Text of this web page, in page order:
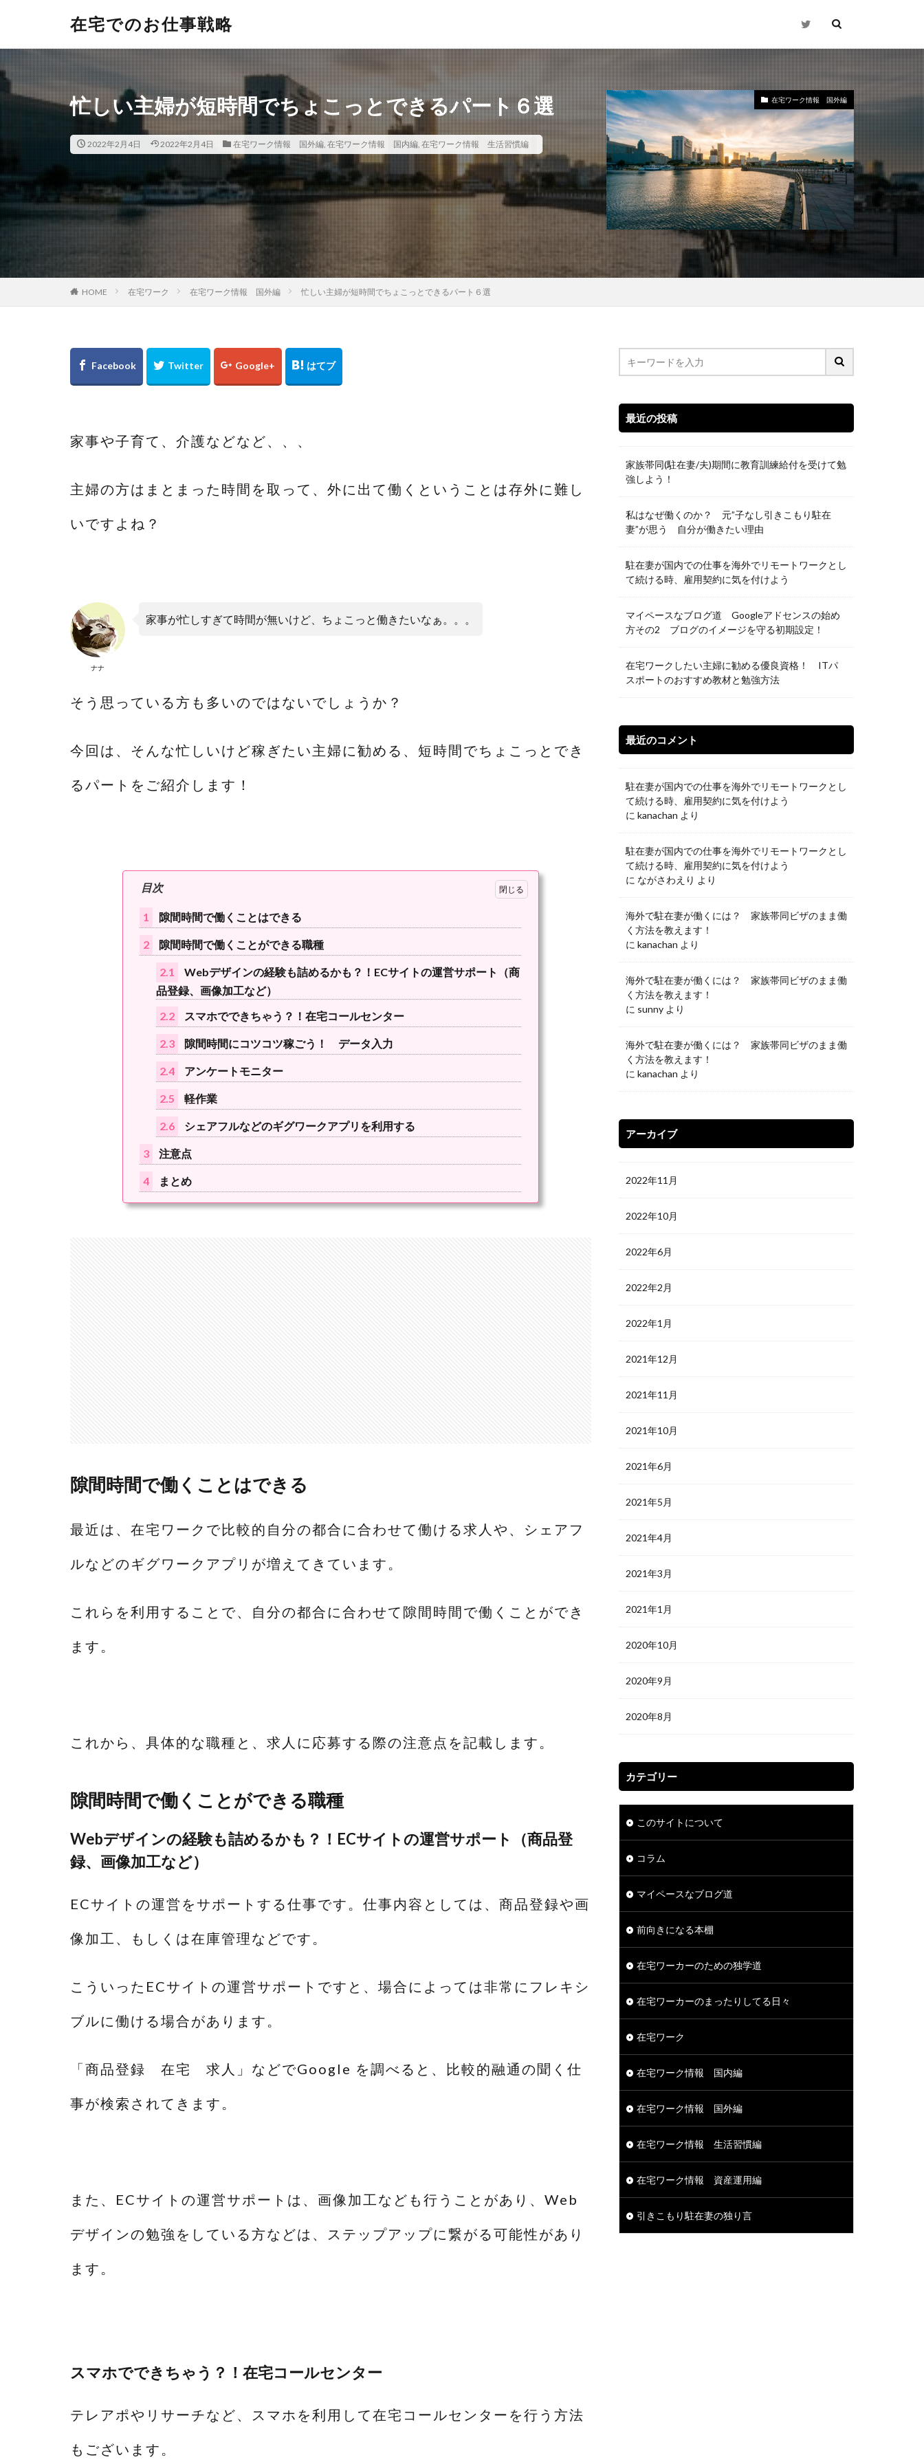
在宅でのお仕事戦略
忙しい主婦が短時間でちょこっとできるパート６選
2022年2月4日 2022年2月4日 在宅ワーク情報 国外編, 在宅ワーク情報 国内編, 在宅ワーク情報 生活習慣編
在宅ワーク情報 国外編
HOME 在宅ワーク 在宅ワーク情報 国外編 忙しい主婦が短時間でちょこっとできるパート６選
家事や子育て、介護などなど、、、
主婦の方はまとまった時間を取って、外に出て働くということは存外に難し
いですよね？
ナナ
家事が忙しすぎて時間が無いけど、ちょこっと働きたいなぁ。。。
そう思っている方も多いのではないでしょうか？
今回は、そんな忙しいけど稼ぎたい主婦に勧める、短時間でちょこっとでき
るパートをご紹介します！
目次
1 隙間時間で働くことはできる
2 隙間時間で働くことができる職種
2.1
Webデザインの経験も詰めるかも？！ECサイトの運営サポート（商
品登録、画像加工など）
2.2
スマホでできちゃう？！在宅コールセンター
2.3 隙間時間にコツコツ稼ごう！ データ入力
2.4 アンケートモニター
2.5 軽作業
2.6 シェアフルなどのギグワークアプリを利用する
3 注意点
4 まとめ
隙間時間で働くことはできる
最近は、在宅ワークで比較的自分の都合に合わせて働ける求人や、シェアフ
ルなどのギグワークアプリが増えてきています。
これらを利用することで、自分の都合に合わせて隙間時間で働くことができ
ます。
これから、具体的な職種と、求人に応募する際の注意点を記載します。
隙間時間で働くことができる職種
Webデザインの経験も詰めるかも？！ECサイトの運営サポート（商品登
録、画像加工など）
ECサイトの運営をサポートする仕事です。仕事内容としては、商品登録や画
像加工、もしくは在庫管理などです。
こういったECサイトの運営サポートですと、場合によっては非常にフレキシ
ブルに働ける場合があります。
「商品登録 在宅 求人」などでGoogle を調べると、比較的融通の聞く仕
事が検索されてきます。
また、ECサイトの運営サポートは、画像加工なども行うことがあり、Web
デザインの勉強をしている方などは、ステップアップに繋がる可能性があり
ます。
スマホでできちゃう？！在宅コールセンター
テレアポやリサーチなど、スマホを利用して在宅コールセンターを行う方法
もございます。
最近の投稿
家族帯同(駐在妻/夫)期間に教育訓練給付を受けて勉
強しよう！
私はなぜ働くのか？ 元”子なし引きこもり駐在
妻”が思う 自分が働きたい理由
駐在妻が国内での仕事を海外でリモートワークとし
て続ける時、雇用契約に気を付けよう
マイペースなブログ道 Googleアドセンスの始め
方その2 ブログのイメージを守る初期設定！
在宅ワークしたい主婦に勧める優良資格！ ITパ
スポートのおすすめ教材と勉強方法
最近のコメント
駐在妻が国内での仕事を海外でリモートワークとし
て続ける時、雇用契約に気を付けよう
に kanachan より
駐在妻が国内での仕事を海外でリモートワークとし
て続ける時、雇用契約に気を付けよう
に ながさわえり より
海外で駐在妻が働くには？ 家族帯同ビザのまま働
く方法を教えます！
に kanachan より
海外で駐在妻が働くには？ 家族帯同ビザのまま働
く方法を教えます！
に sunny より
海外で駐在妻が働くには？ 家族帯同ビザのまま働
く方法を教えます！
に kanachan より
アーカイブ
2022年11月
2022年10月
2022年6月
2022年2月
2022年1月
2021年12月
2021年11月
2021年10月
2021年6月
2021年5月
2021年4月
2021年3月
2021年1月
2020年10月
2020年9月
2020年8月
カテゴリー
このサイトについて
コラム
マイペースなブログ道
前向きになる本棚
在宅ワーカーのための独学道
在宅ワーカーのまったりしてる日々
在宅ワーク
在宅ワーク情報 国内編
在宅ワーク情報 国外編
在宅ワーク情報 生活習慣編
在宅ワーク情報 資産運用編
引きこもり駐在妻の独り言